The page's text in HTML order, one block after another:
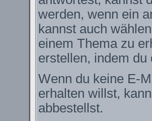
werden, wenn ein
kannst auch
einem Thema zu
erstellen, indem
Wenn du keine E-
erhalten willst,
abbestellst.